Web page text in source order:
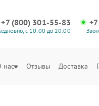
+7 (800) 301-55-83
с 10:00 до 20:00
нас Отзывы Доставка